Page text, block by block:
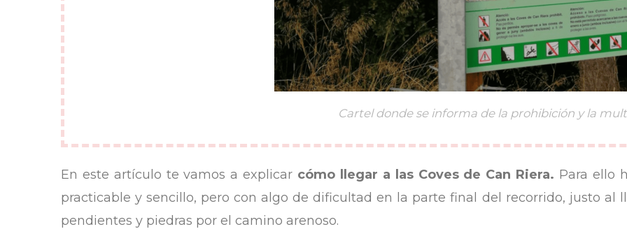
Cartel donde se informa de la prohibición y la
En este artículo te vamos a explicar cómo llegar a las Coves de Can Riera. Para ello
practicable y sencillo, pero con algo de dificultad en la parte final del recorrido, justo al
pendientes y piedras por el camino arenoso.